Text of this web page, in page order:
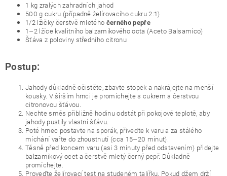
1 kg zralých zahradních jahod
500 g cukru (případně želírovacího cukru 2:1)
1/2 lžičky čerstvě mletého černého pepře
1–2 lžíce kvalitního balzamikového octa (Aceto Balsamico)
Šťáva z poloviny středního citronu
Postup:
Jahody důkladně očistěte, zbavte stopek a nakrájejte na menší
kousky. V širším hrnci je promíchejte s cukrem a čerstvou
citronovou šťávou.
Nechte směs přibližně hodinu odstát při pokojové teplotě, aby
jahody pustily vlastní šťávu.
Poté hrnec postavte na sporák, přiveďte k varu a za stálého
míchání vařte do zhoustnutí (cca 15–20 minut).
Těsně před koncem varu (asi 3 minuty před odstavením) přidejte
balzamikový ocet a čerstvě mletý černý pepř. Důkladně
promíchejte.
Proveďte želírovací test na studeném talířku. Pokud džem drží